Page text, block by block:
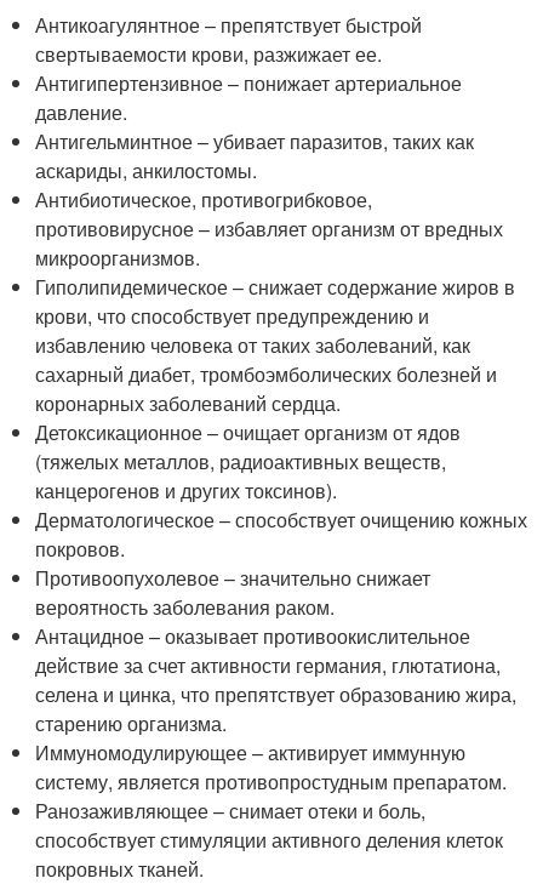
Антикоагулянтное – препятствует быстрой
свертываемости крови, разжижает ее.
Антигипертензивное – понижает артериальное
давление.
Антигельминтное – убивает паразитов, таких как
аскариды, анкилостомы.
Антибиотическое, противогрибковое,
противовирусное – избавляет организм от вредных
микроорганизмов.
Гиполипидемическое – снижает содержание жиров в
крови, что способствует предупреждению и
избавлению человека от таких заболеваний, как
сахарный диабет, тромбоэмболических болезней и
коронарных заболеваний сердца.
Детоксикационное – очищает организм от ядов
(тяжелых металлов, радиоактивных веществ,
канцерогенов и других токсинов).
Дерматологическое – способствует очищению кожных
покровов.
Противоопухолевое – значительно снижает
вероятность заболевания раком.
Антацидное – оказывает противоокислительное
действие за счет активности германия, глютатиона,
селена и цинка, что препятствует образованию жира,
старению организма.
Иммуномодулирующее – активирует иммунную
систему, является противопростудным препаратом.
Ранозаживляющее – снимает отеки и боль,
способствует стимуляции активного деления клеток
покровных тканей.